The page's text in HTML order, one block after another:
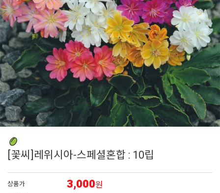
7 밀레니엄벨
8 아이비 제라늄
9 백일홍
가든멈
[꽃씨]레위시아-스페셜혼합 : 10립
상품가 3,000원